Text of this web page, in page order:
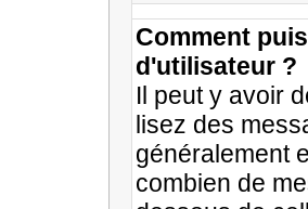
Comment
d'utilisateur ?
Il peut y avoir
lisez des
généralement
combien de